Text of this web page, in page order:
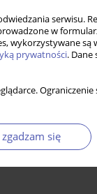
serwisu.
w
wykorzystywane
prywatności. Dane
się